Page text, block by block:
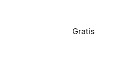
Gratis